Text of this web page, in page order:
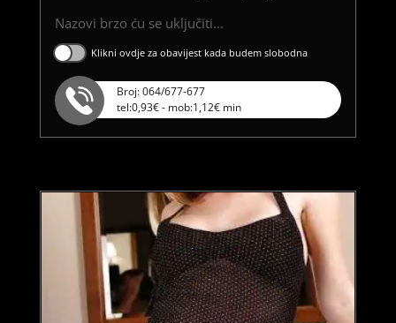
Nazovi brzo ću se uključiti...
Klikni ovdje za obavijest kada budem slobodna
Broj: 064/677-677
tel:0,93€ - mob:1,12€ min